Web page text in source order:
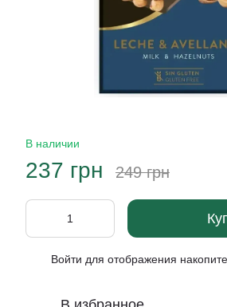
В наличии
237 грн 249 грн
Войти для отображения